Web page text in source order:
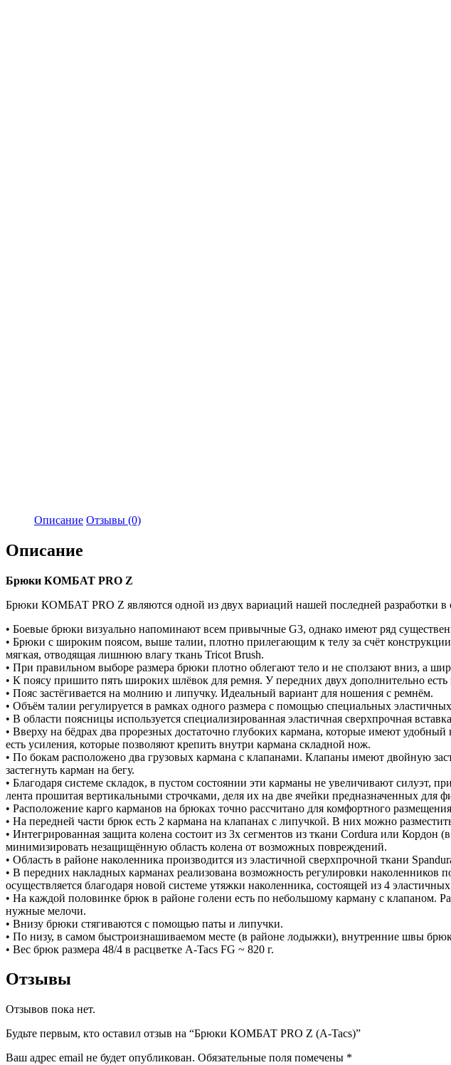
Описание Отзывы (0)
Описание
Брюки КОМБАТ PRO Z
Брюки КОМБАТ PRO Z являются одной из двух вариаций нашей последней разработки в
• Боевые брюки визуально напоминают всем привычные G3, однако имеют ряд
• Брюки с широким поясом, выше талии, плотно прилегающим к телу за счёт
мягкая, отводящая лишнюю влагу ткань Tricot Brush.
• При правильном выборе размера брюки плотно облегают тело и не сползают вниз, а
• К поясу пришито пять широких шлёвок для ремня. У передних двух дополнительно есть
• Пояс застёгивается на молнию и липучку. Идеальный вариант для ношения с ремнём.
• Объём талии регулируется в рамках одного размера с помощью специальных
• В области поясницы используется специализированная эластичная сверхпрочная
• Вверху на бёдрах два прорезных достаточно глубоких кармана, которые имеют
есть усиления, которые позволяют крепить внутри кармана складной нож.
• По бокам расположено два грузовых кармана с клапанами. Клапаны имеют двойную
застегнуть карман на бегу.
• Благодаря системе складок, в пустом состоянии эти карманы не увеличивают силуэт,
лента прошитая вертикальными строчками, деля их на две ячейки предназначенных для
• Расположение карго карманов на брюках точно рассчитано для комфортного
• На передней части брюк есть 2 кармана на клапанах с липучкой. В них можно
• Интегрированная защита колена состоит из 3х сегментов из ткани Cordura или
минимизировать незащищённую область колена от возможных повреждений.
• Область в районе наколенника производится из эластичной сверхпрочной ткани
• В передних накладных карманах реализована возможность регулировки
осуществляется благодаря новой системе утяжки наколенника, состоящей из 4
• На каждой половинке брюк в районе голени есть по небольшому карману с клапаном.
нужные мелочи.
• Внизу брюки стягиваются с помощью паты и липучки.
• По низу, в самом быстроизнашиваемом месте (в районе лодыжки), внутренние швы
• Вес брюк размера 48/4 в расцветке A-Tacs FG ~ 820 г.
Отзывы
Отзывов пока нет.
Будьте первым, кто оставил отзыв на “Брюки КОМБАТ PRO Z (A-Tacs)”
Ваш адрес email не будет опубликован. Обязательные поля помечены *